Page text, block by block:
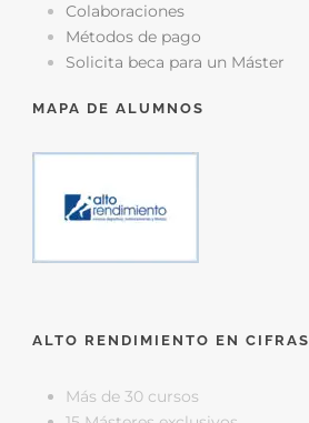
Colaboraciones
Métodos de pago
Solicita beca para un Máster
MAPA DE ALUMNOS
ALTO RENDIMIENTO EN CIFRAS
Más de 30 cursos